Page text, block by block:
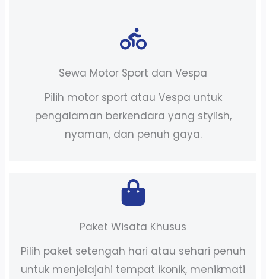
Sewa Motor Sport dan Vespa
Pilih motor sport atau Vespa untuk
pengalaman berkendara yang stylish,
nyaman, dan penuh gaya.
Paket Wisata Khusus
Pilih paket setengah hari atau sehari penuh
untuk menjelajahi tempat ikonik, menikmati